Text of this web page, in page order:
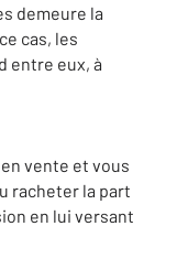
demeure la
cas, les
entre eux, à
vente et vous
racheter la part
en lui versant